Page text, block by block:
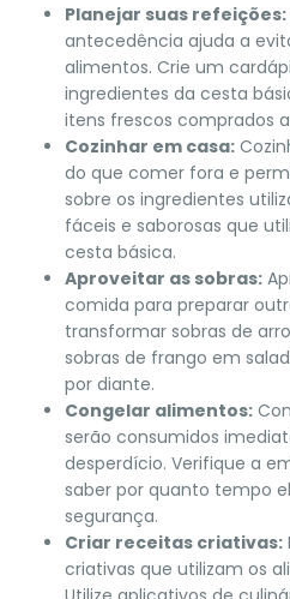
Planejar suas refeições:
antecedência ajuda a
alimentos. Crie um
ingredientes da cesta
itens frescos comprados
Cozinhar em casa:
do que comer fora e
sobre os ingredientes
fáceis e saborosas que
cesta básica.
Aproveitar as sobras:
comida para preparar
transformar sobras de
sobras de frango em
por diante.
Congelar alimentos:
serão consumidos
desperdício. Verifique a
saber por quanto tempo
segurança.
Criar receitas criativas:
criativas que utilizam os